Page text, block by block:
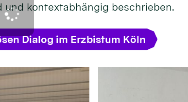
und kontextabhängig beschrieben.
Dialog im Erzbistum Köln